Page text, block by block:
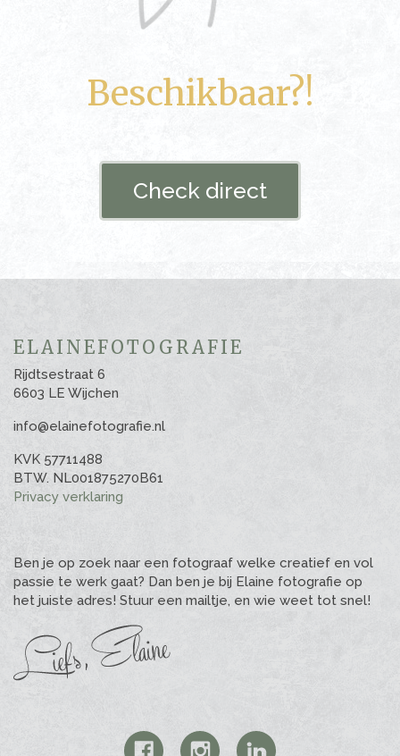
Beschikbaar?!
Check direct
ELAINEFOTOGRAFIE
Rijdtsestraat 6
6603 LE Wijchen
info@elainefotografie.nl
KVK 57711488
BTW. NL001875270B61
Privacy verklaring
Ben je op zoek naar een fotograaf welke creatief en vol
passie te werk gaat? Dan ben je bij Elaine fotografie op
het juiste adres! Stuur een mailtje, en wie weet tot snel!